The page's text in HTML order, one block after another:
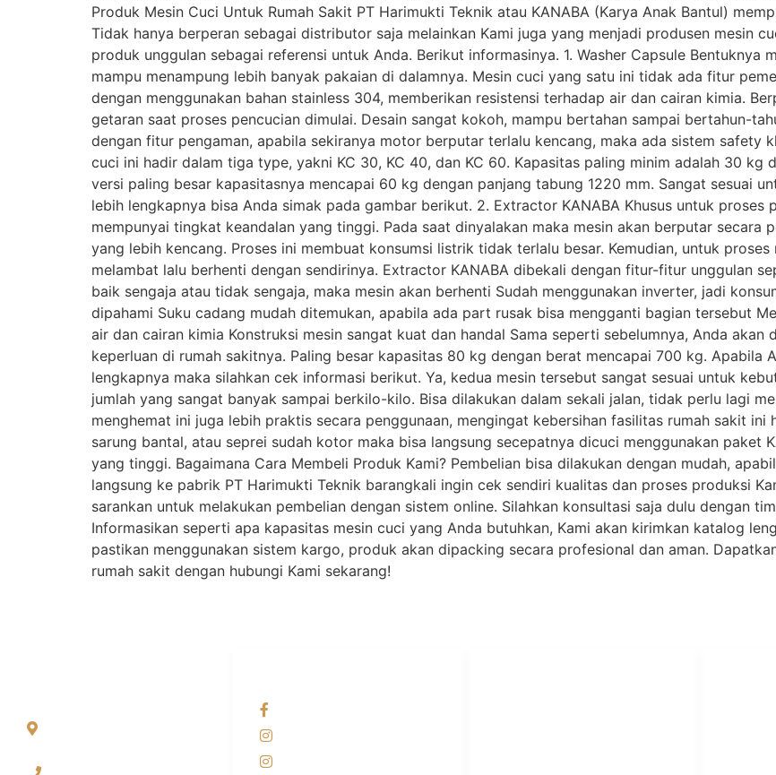
Produk Mesin Cuci Untuk Rumah Sakit PT Harimukti Teknik atau KANABA (Karya Anak Bantul)
Tidak hanya berperan sebagai distributor saja melainkan Kami juga yang menjadi produsen mesin
produk unggulan sebagai referensi untuk Anda. Berikut informasinya. 1. Washer Capsule Bentuknya
mampu menampung lebih banyak pakaian di dalamnya. Mesin cuci yang satu ini tidak ada fitur
dengan menggunakan bahan stainless 304, memberikan resistensi terhadap air dan cairan kimia.
getaran saat proses pencucian dimulai. Desain sangat kokoh, mampu bertahan sampai bertahun-
dengan fitur pengaman, apabila sekiranya motor berputar terlalu kencang, maka ada sistem safety
cuci ini hadir dalam tiga type, yakni KC 30, KC 40, dan KC 60. Kapasitas paling minim adalah 30 kg
versi paling besar kapasitasnya mencapai 60 kg dengan panjang tabung 1220 mm. Sangat sesuai
lebih lengkapnya bisa Anda simak pada gambar berikut. 2. Extractor KANABA Khusus untuk proses
mempunyai tingkat keandalan yang tinggi. Pada saat dinyalakan maka mesin akan berputar secara
yang lebih kencang. Proses ini membuat konsumsi listrik tidak terlalu besar. Kemudian, untuk
melambat lalu berhenti dengan sendirinya. Extractor KANABA dibekali dengan fitur-fitur unggulan
baik sengaja atau tidak sengaja, maka mesin akan berhenti Sudah menggunakan inverter, jadi
dipahami Suku cadang mudah ditemukan, apabila ada part rusak bisa mengganti bagian tersebut
air dan cairan kimia Konstruksi mesin sangat kuat dan handal Sama seperti sebelumnya, Anda
keperluan di rumah sakitnya. Paling besar kapasitas 80 kg dengan berat mencapai 700 kg. Apabila
lengkapnya maka silahkan cek informasi berikut. Ya, kedua mesin tersebut sangat sesuai untuk
jumlah yang sangat banyak sampai berkilo-kilo. Bisa dilakukan dalam sekali jalan, tidak perlu lagi
menghemat ini juga lebih praktis secara penggunaan, mengingat kebersihan fasilitas rumah sakit ini
sarung bantal, atau seprei sudah kotor maka bisa langsung secepatnya dicuci menggunakan paket
yang tinggi. Bagaimana Cara Membeli Produk Kami? Pembelian bisa dilakukan dengan mudah,
langsung ke pabrik PT Harimukti Teknik barangkali ingin cek sendiri kualitas dan proses produksi
sarankan untuk melakukan pembelian dengan sistem online. Silahkan konsultasi saja dulu dengan
Informasikan seperti apa kapasitas mesin cuci yang Anda butuhkan, Kami akan kirimkan katalog
pastikan menggunakan sistem kargo, produk akan dipacking secara profesional dan aman.
rumah sakit dengan hubungi Kami sekarang!